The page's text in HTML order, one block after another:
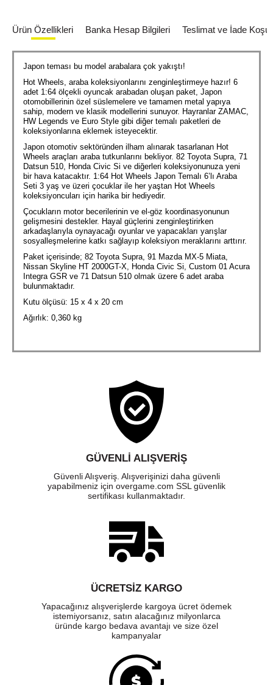
Ürün Özellikleri Banka Hesap Bilgileri Teslimat ve İade
Japon teması bu model arabalara çok yakıştı!
Hot Wheels, araba koleksiyonlarını zenginleştirmeye hazır! 6
adet 1:64 ölçekli oyuncak arabadan oluşan paket, Japon
otomobillerinin özel süslemelere ve tamamen metal yapıya
sahip, modern ve klasik modellerini sunuyor. Hayranlar ZAMAC,
HW Legends ve Euro Style gibi diğer temalı paketleri de
koleksiyonlarına eklemek isteyecektir.
Japon otomotiv sektöründen ilham alınarak tasarlanan Hot
Wheels araçları araba tutkunlarını bekliyor. 82 Toyota Supra, 71
Datsun 510, Honda Civic Si ve diğerleri koleksiyonunuza yeni
bir hava katacaktır. 1:64 Hot Wheels Japon Temalı 6’lı Araba
Seti 3 yaş ve üzeri çocuklar ile her yaştan Hot Wheels
koleksiyoncuları için harika bir hediyedir.
Çocukların motor becerilerinin ve el-göz koordinasyonunun
gelişmesini destekler. Hayal güçlerini zenginleştirirken
arkadaşlarıyla oynayacağı oyunlar ve yapacakları yarışlar
sosyalleşmelerine katkı sağlayıp koleksiyon meraklarını arttırır.
Paket içerisinde; 82 Toyota Supra, 91 Mazda MX-5 Miata,
Nissan Skyline HT 2000GT-X, Honda Civic Si, Custom 01 Acura
Integra GSR ve 71 Datsun 510 olmak üzere 6 adet araba
bulunmaktadır.
Kutu ölçüsü: 15 x 4 x 20 cm
Ağırlık: 0,360 kg
GÜVENLI ALIŞVERIŞ
Güvenli Alışveriş. Alışverişinizi daha güvenli
yapabilmeniz için overgame.com SSL güvenlik
sertifikası kullanmaktadır.
ÜCRETSIZ KARGO
Yapacağınız alışverişlerde kargoya ücret ödemek
istemiyorsanız, satın alacağınız milyonlarca
üründe kargo bedava avantajı ve size özel
kampanyalar